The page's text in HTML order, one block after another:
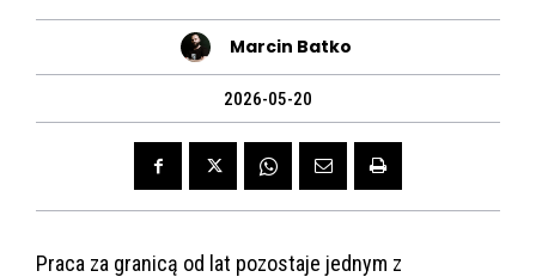
Marcin Batko
2026-05-20
Praca za granicą od lat pozostaje jednym z